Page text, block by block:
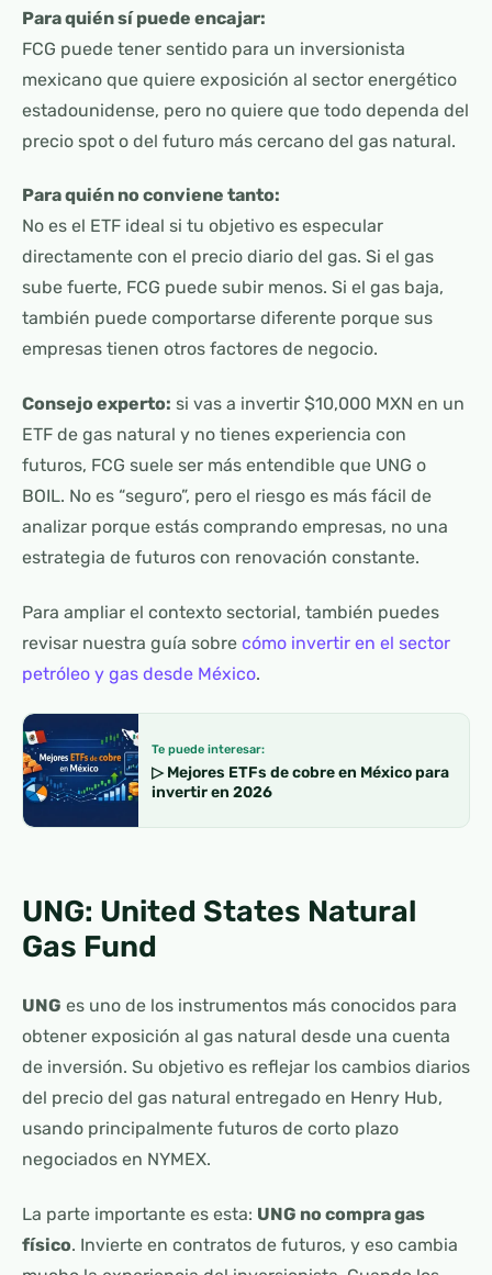
Para quién sí puede encajar:
FCG puede tener sentido para un inversionista
mexicano que quiere exposición al sector energético
estadounidense, pero no quiere que todo dependa del
precio spot o del futuro más cercano del gas natural.
Para quién no conviene tanto:
No es el ETF ideal si tu objetivo es especular
directamente con el precio diario del gas. Si el gas
sube fuerte, FCG puede subir menos. Si el gas baja,
también puede comportarse diferente porque sus
empresas tienen otros factores de negocio.
Consejo experto: si vas a invertir $10,000 MXN en un
ETF de gas natural y no tienes experiencia con
futuros, FCG suele ser más entendible que UNG o
BOIL. No es “seguro”, pero el riesgo es más fácil de
analizar porque estás comprando empresas, no una
estrategia de futuros con renovación constante.
Para ampliar el contexto sectorial, también puedes
revisar nuestra guía sobre cómo invertir en el sector
petróleo y gas desde México.
Te puede interesar:
▷ Mejores ETFs de cobre en México para
invertir en 2026
UNG: United States Natural
Gas Fund
UNG es uno de los instrumentos más conocidos para
obtener exposición al gas natural desde una cuenta
de inversión. Su objetivo es reflejar los cambios diarios
del precio del gas natural entregado en Henry Hub,
usando principalmente futuros de corto plazo
negociados en NYMEX.
La parte importante es esta: UNG no compra gas
físico. Invierte en contratos de futuros, y eso cambia